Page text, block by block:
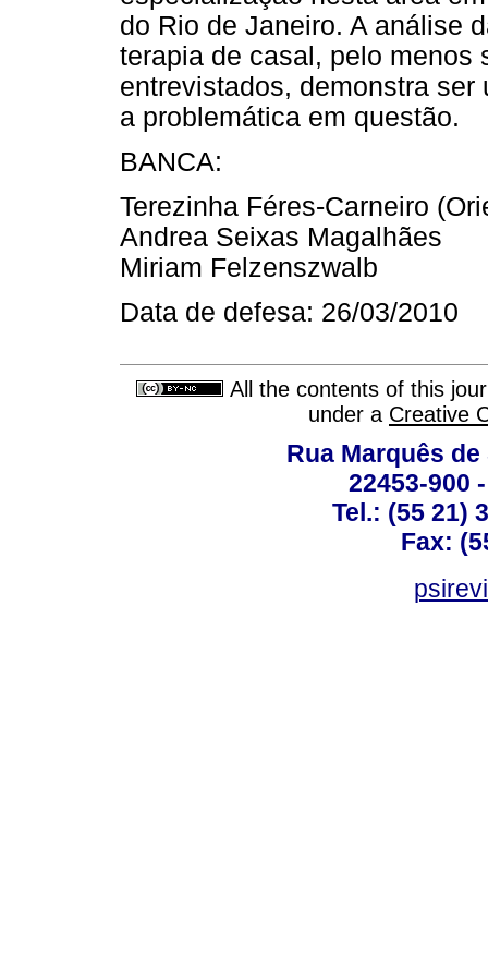
do Rio de Janeiro. A análise
terapia de casal, pelo menos
entrevistados, demonstra
a problemática em questão.
BANCA:
Terezinha Féres-Carneiro
Andrea Seixas Magalhães
Miriam Felzenszwalb
Data de defesa: 26/03/2010
All the contents of this
under a Creative
Rua Marquês de
22453-900
Tel.: (55 21)
Fax: